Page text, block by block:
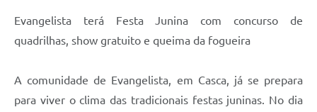
Ouvidoria
Evangelista terá Festa Junina com concurso de
quadrilhas, show gratuito e queima da fogueira
A comunidade de Evangelista, em Casca, já se prepara
para viver o clima das tradicionais festas juninas. No dia